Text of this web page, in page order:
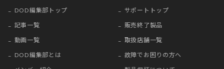
DOD編集部トップ
記事一覧
動画一覧
DOD編集部とは
サポートトップ
販売終了製品
取扱店舗一覧
故障でお困りの方へ